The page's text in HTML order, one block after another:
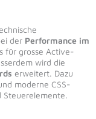
der Performance im
für grosse Active-
wird die
erweitert. Dazu
moderne CSS-
Steuerelemente.